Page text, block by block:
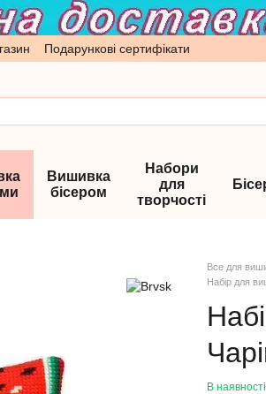
Подарункові сертифікати
Вишивка
бісером
Набори
для
творчості
Все для
Набір для
В наявності